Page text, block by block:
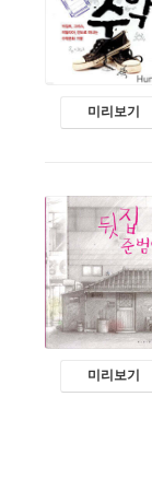
미리보기
미리보기